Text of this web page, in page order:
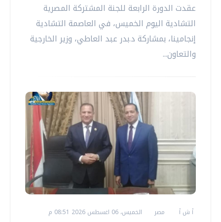
عقدت الدورة الرابعة للجنة المشتركة المصرية
التشادية اليوم الخميس، في العاصمة التشادية
إنجامينا، بمشاركة د.بدر عبد العاطي، وزير الخارجية
والتعاون...
أ ش أ مصر الخميس، 06 اغسطس 2026 08:51 م